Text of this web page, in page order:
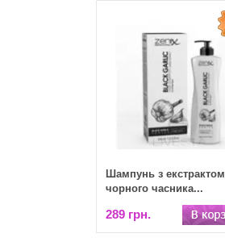
Шампунь з екстрактом
чорного часника...
289 грн.